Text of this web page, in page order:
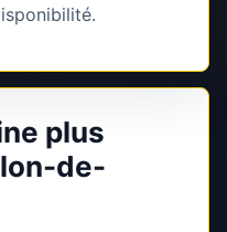
plus
de-